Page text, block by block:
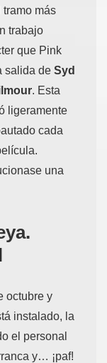
más
trabajo
que Pink
salida de Syd
. Esta
ligeramente
cada
una
octubre y
instalado, la
el personal
y… ¡paf!